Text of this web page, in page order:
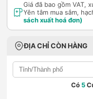
Giá đã bao gồm VAT,
Yên tâm mua sắm,
sách xuất hoá đơn)
ĐỊA CHỈ CÒN HÀNG
Có 5